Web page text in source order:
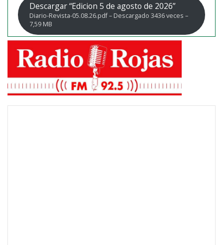
Descargar “Edicion 5 de agosto de 2026”
Diario-Revista-05.08.26.pdf – Descargado 3436 veces –
7,59 MB